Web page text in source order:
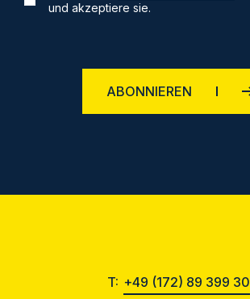
und akzeptiere sie.
ABONNIEREN
T: +49 (172) 89 399 30